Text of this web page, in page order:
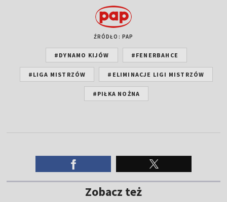
ŹRÓDŁO: PAP
#DYNAMO KIJÓW #FENERBAHCE
#LIGA MISTRZÓW #ELIMINACJE LIGI MISTRZÓW
#PIŁKA NOŻNA
Zobacz też